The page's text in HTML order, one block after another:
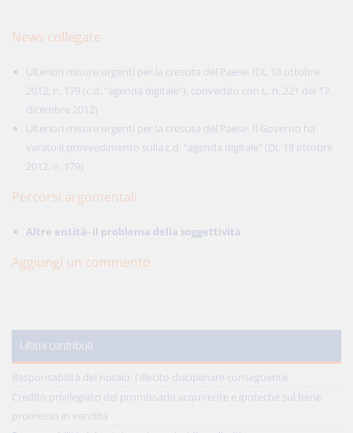
News collegate
Ulteriori misure urgenti per la crescita del Paese. (DL 18 ottobre
2012, n. 179 (c.d. "agenda digitale"), convertito con L. n. 221 del 17
dicembre 2012)
Ulteriori misure urgenti per la crescita del Paese. Il Governo ha
varato il provvedimento sulla c.d. "agenda digitale" (DL 18 ottobre
2012, n. 179)
Percorsi argomentali
Altre entità- il problema della soggettività
Aggiungi un commento
Ultimi contributi
Responsabilità del notaio: l'illecito disciplinare conseguente
Credito privilegiato del promissario acquirente e ipoteche sul bene
promesso in vendita